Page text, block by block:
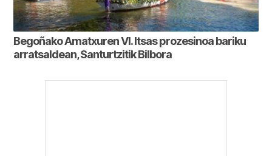
Begoñako Amatxuren VI. Itsas prozesinoa bariku
arratsaldean, Santurtzitik Bilbora